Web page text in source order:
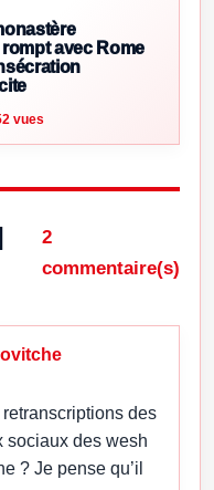
avec Rome
vues
2
commentaire(s)
retranscriptions des
sociaux des wesh
? Je pense qu’il